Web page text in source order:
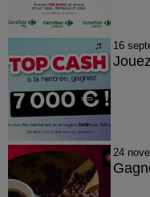
16
24